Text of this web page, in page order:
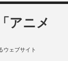
アニメ
ウェブサイト